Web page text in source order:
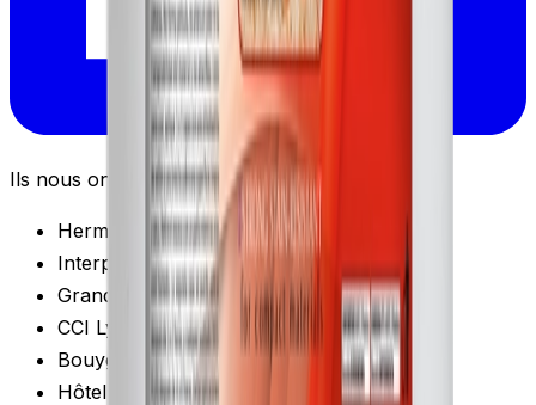
Ils nous ont fait confiance
Hermès
Interpol
Grand Lyon Métropole
CCI Lyon
Bouygues
Hôtel Laennec